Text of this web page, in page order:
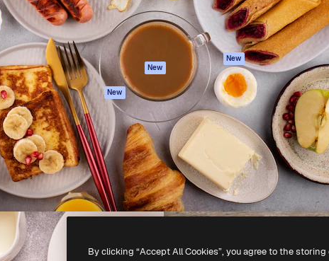
AI Video Generator
AI Voice Generator
Stockcontent
MCP voor
Claude/ChatGPT
New
Agenten New
API
Mobiele app
Alle Magnific-tools
Algemene
voorwaarden
Privacybeleid
Originelen New
Cookiebeleid
Vertrouwenscentrum
Partners
Onderneming
Blog
Slidesgo
Verkoop
Perszaal
Op zoek
S.L.U. Alle rechten voorbehouden.
By clicking “Accept All Cookies”, you agree to the